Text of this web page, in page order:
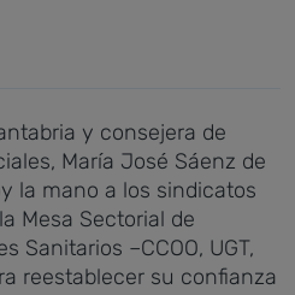
y consejera de
María José Sáenz de
la mano a los sindicatos
Mesa Sectorial de
Sanitarios –CCOO, UGT,
reestablecer su confianza